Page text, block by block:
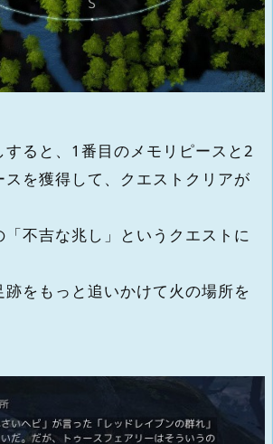
ると、1番目のメモリピースと2
を獲得して、クエストクリアが
不吉な兆し」というクエストに
をもっと追いかけて火の場所を